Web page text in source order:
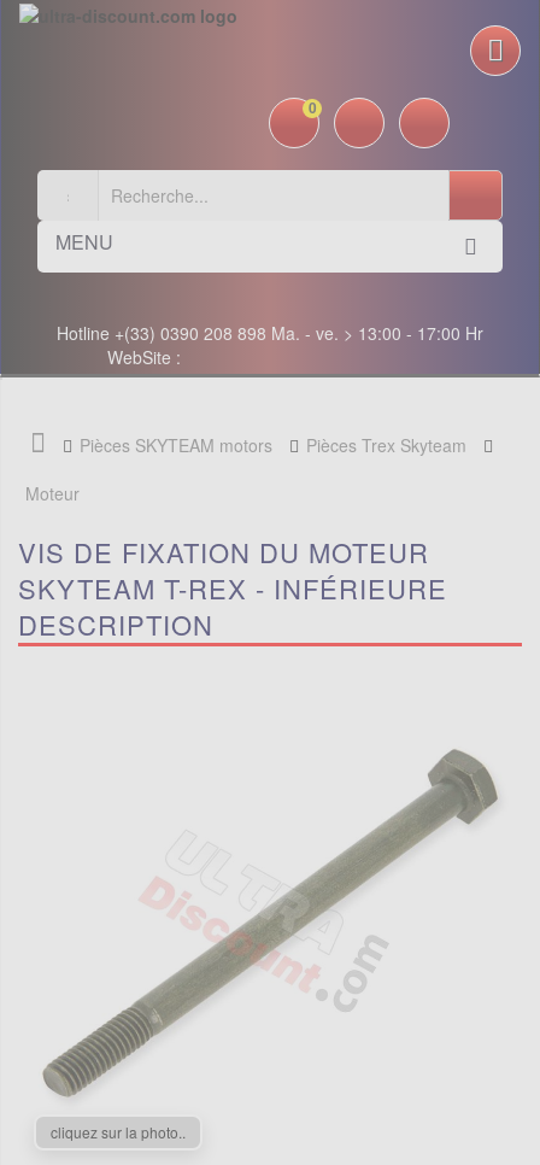
0
MENU
Hotline +(33) 0390 208 898 Ma. - ve. > 13:00 - 17:00 Hr
WebSite :
Pièces SKYTEAM motors
Pièces Trex Skyteam
Moteur
VIS DE FIXATION DU MOTEUR
SKYTEAM T-REX - INFÉRIEURE
DESCRIPTION
cliquez sur la photo..